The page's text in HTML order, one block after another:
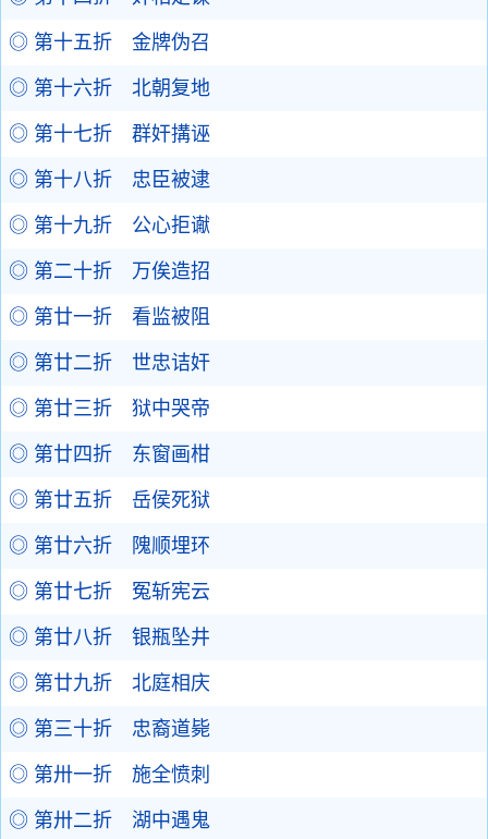
◎ 第十五折 金牌伪召
◎ 第十六折 北朝复地
◎ 第十七折 群奸搆诬
◎ 第十八折 忠臣被逮
◎ 第十九折 公心拒谳
◎ 第二十折 万俟造招
◎ 第廿一折 看监被阻
◎ 第廿二折 世忠诘奸
◎ 第廿三折 狱中哭帝
◎ 第廿四折 东窗画柑
◎ 第廿五折 岳侯死狱
◎ 第廿六折 隗顺埋环
◎ 第廿七折 冤斩宪云
◎ 第廿八折 银瓶坠井
◎ 第廿九折 北庭相庆
◎ 第三十折 忠裔道毙
◎ 第卅一折 施全愤刺
◎ 第卅二折 湖中遇鬼